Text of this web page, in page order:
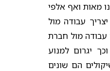
מאות ואף אלפי
עבודה מול
עבודה מול חברת
יגרום למנוע
הם שונים